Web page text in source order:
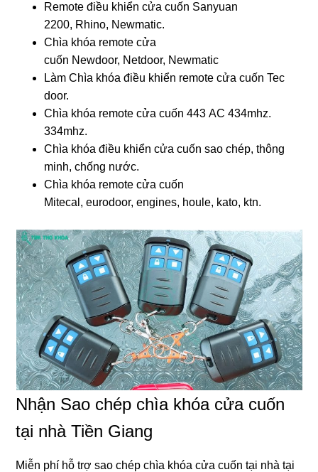
Remote điều khiển cửa cuốn Sanyuan
2200, Rhino, Newmatic.
Chìa khóa remote cửa
cuốn Newdoor, Netdoor, Newmatic
Làm Chìa khóa điều khiển remote cửa cuốn Tec
door.
Chìa khóa remote cửa cuốn 443 AC 434mhz.
334mhz.
Chìa khóa điều khiển cửa cuốn sao chép, thông
minh, chống nước.
Chìa khóa remote cửa cuốn
Mitecal, eurodoor, engines, houle, kato, ktn.
Nhận Sao chép chìa khóa cửa cuốn
tại nhà Tiền Giang
Miễn phí hỗ trợ sao chép chìa khóa cửa cuốn tại nhà tại